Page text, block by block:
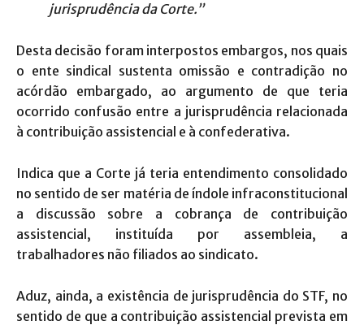
jurisprudência da Corte.”
Desta decisão foram interpostos embargos, nos quais
o ente sindical sustenta omissão e contradição no
acórdão embargado, ao argumento de que teria
ocorrido confusão entre a jurisprudência relacionada
à contribuição assistencial e à confederativa.
Indica que a Corte já teria entendimento consolidado
no sentido de ser matéria de índole infraconstitucional
a discussão sobre a cobrança de contribuição
assistencial, instituída por assembleia, a
trabalhadores não filiados ao sindicato.
Aduz, ainda, a existência de jurisprudência do STF, no
sentido de que a contribuição assistencial prevista em